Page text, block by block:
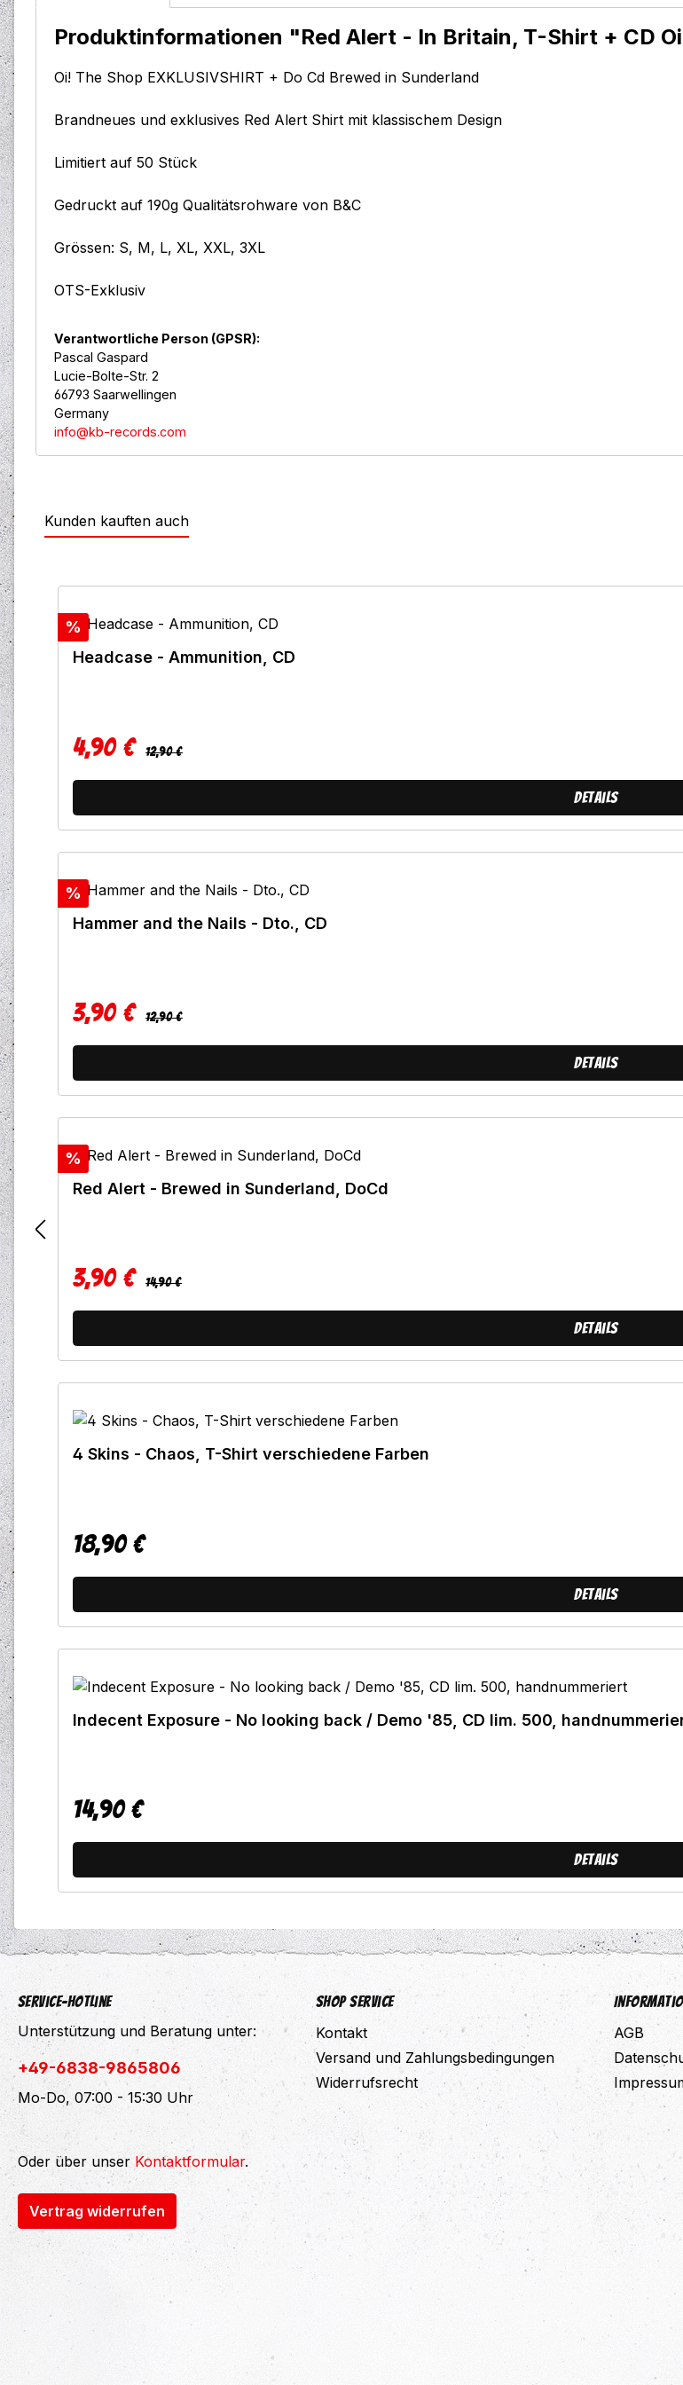
Produktinformationen "Red Alert - In Britain, T-Shirt + CD
Oi! The Shop EXKLUSIVSHIRT + Do Cd Brewed in Sunderland
Brandneues und exklusives Red Alert Shirt mit klassischem Design
Limitiert auf 50 Stück
Gedruckt auf 190g Qualitätsrohware von B&C
Grössen: S, M, L, XL, XXL, 3XL
OTS-Exklusiv
Verantwortliche Person (GPSR):
Pascal Gaspard
Lucie-Bolte-Str. 2
66793 Saarwellingen
Germany
info@kb-records.com
Kunden kauften auch
Rabatt
%
Headcase - Ammunition, CD
Verkaufspreis:
4,90 € Regulärer Preis:
12,90 €
Details
Rabatt
%
Hammer and the Nails - Dto., CD
Verkaufspreis:
3,90 € Regulärer Preis:
12,90 €
Details
Rabatt
%
Red Alert - Brewed in Sunderland, DoCd
Verkaufspreis:
3,90 € Regulärer Preis:
14,90 €
Details
4 Skins - Chaos, T-Shirt verschiedene Farben
Regulärer Preis:
18,90 €
Details
Indecent Exposure - No looking back / Demo '85, CD lim. 500,
Regulärer Preis:
14,90 €
Details
Service-Hotline
Unterstützung und Beratung unter:
+49-6838-9865806
Mo-Do, 07:00 - 15:30 Uhr
Oder über unserKontaktformular.
Vertrag widerrufen
Shop Service
Kontakt
Versand und Zahlungsbedingungen
Widerrufsrecht
AGB